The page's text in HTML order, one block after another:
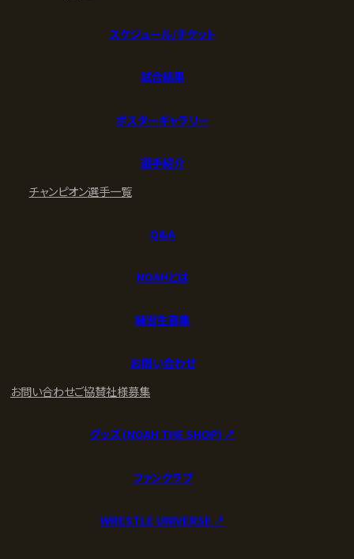
スケジュール/チケット
試合結果
ポスターギャラリー
選手紹介
チャンピオン選手一覧
Q&A
NOAHとは
練習生募集
お問い合わせ
お問い合わせご協賛社様募集
グッズ (NOAH THE SHOP) ↗︎
ファンクラブ
WRESTLE UNIVERSE ↗︎